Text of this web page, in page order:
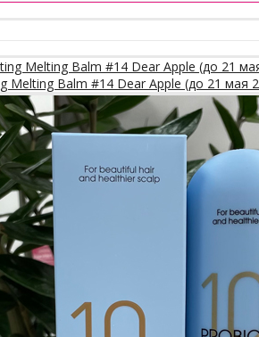
Melting Balm #14 Dear Apple (до 21 мая